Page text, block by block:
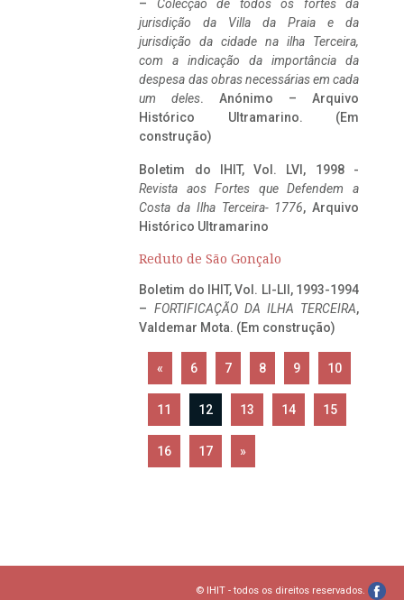
– Colecção de todos os fortes da
jurisdição da Villa da Praia e da
jurisdição da cidade na ilha Terceira,
com a indicação da importância da
despesa das obras necessárias em cada
um deles. Anónimo – Arquivo
Histórico Ultramarino. (Em
construção)
Boletim do IHIT, Vol. LVI, 1998 -
Revista aos Fortes que Defendem a
Costa da Ilha Terceira- 1776, Arquivo
Histórico Ultramarino
Reduto de São Gonçalo
Boletim do IHIT, Vol. LI-LII, 1993-1994
– FORTIFICAÇÃO DA ILHA TERCEIRA,
Valdemar Mota. (Em construção)
« 6 7 8 9 10
11 12 13 14 15
16 17 »
© IHIT - todos os direitos reservados.